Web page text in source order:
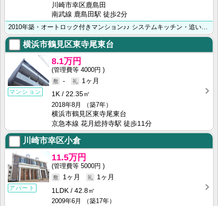
川崎市幸区鹿島田
南武線 鹿島田駅 徒歩2分
横浜市鶴見区東寺尾東台
マンション
8.1万円
4000円
-
1ヶ月
1K
22.35㎡
2018年8月
（築7年）
横浜市鶴見区東寺尾東台
京急本線 花月総持寺駅 徒歩11分
川崎市幸区小倉
アパート
11.5万円
5000円
1ヶ月
1ヶ月
1LDK
42.8㎡
2009年6月
（築17年）